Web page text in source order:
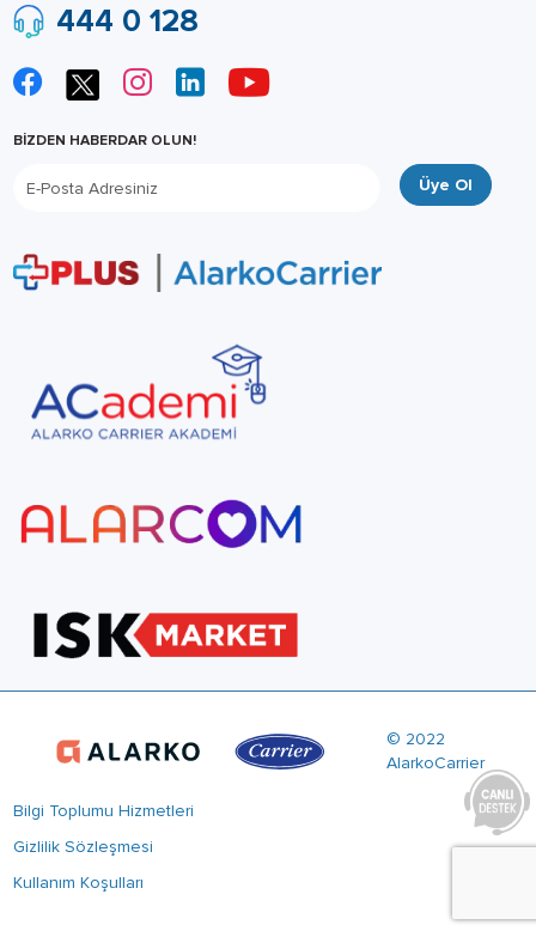
444 0 128
BİZDEN HABERDAR OLUN!
Üye Ol
© 2022
AlarkoCarrier
Bilgi Toplumu Hizmetleri
Gizlilik Sözleşmesi
Kullanım Koşulları